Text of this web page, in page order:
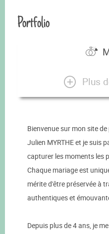
Portfolio
Plus
Bienvenue sur mon site
Julien MYRTHE et je suis
capturer les moments les
Chaque mariage est
mérite d'être préservée à
authentiques et
Depuis plus de 4 ans, je